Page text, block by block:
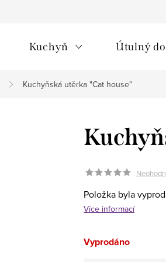
Kuchyň Útulný
Kuchyňská utěrka "Cat house"
Položka byla
Více informací
Vyprodáno